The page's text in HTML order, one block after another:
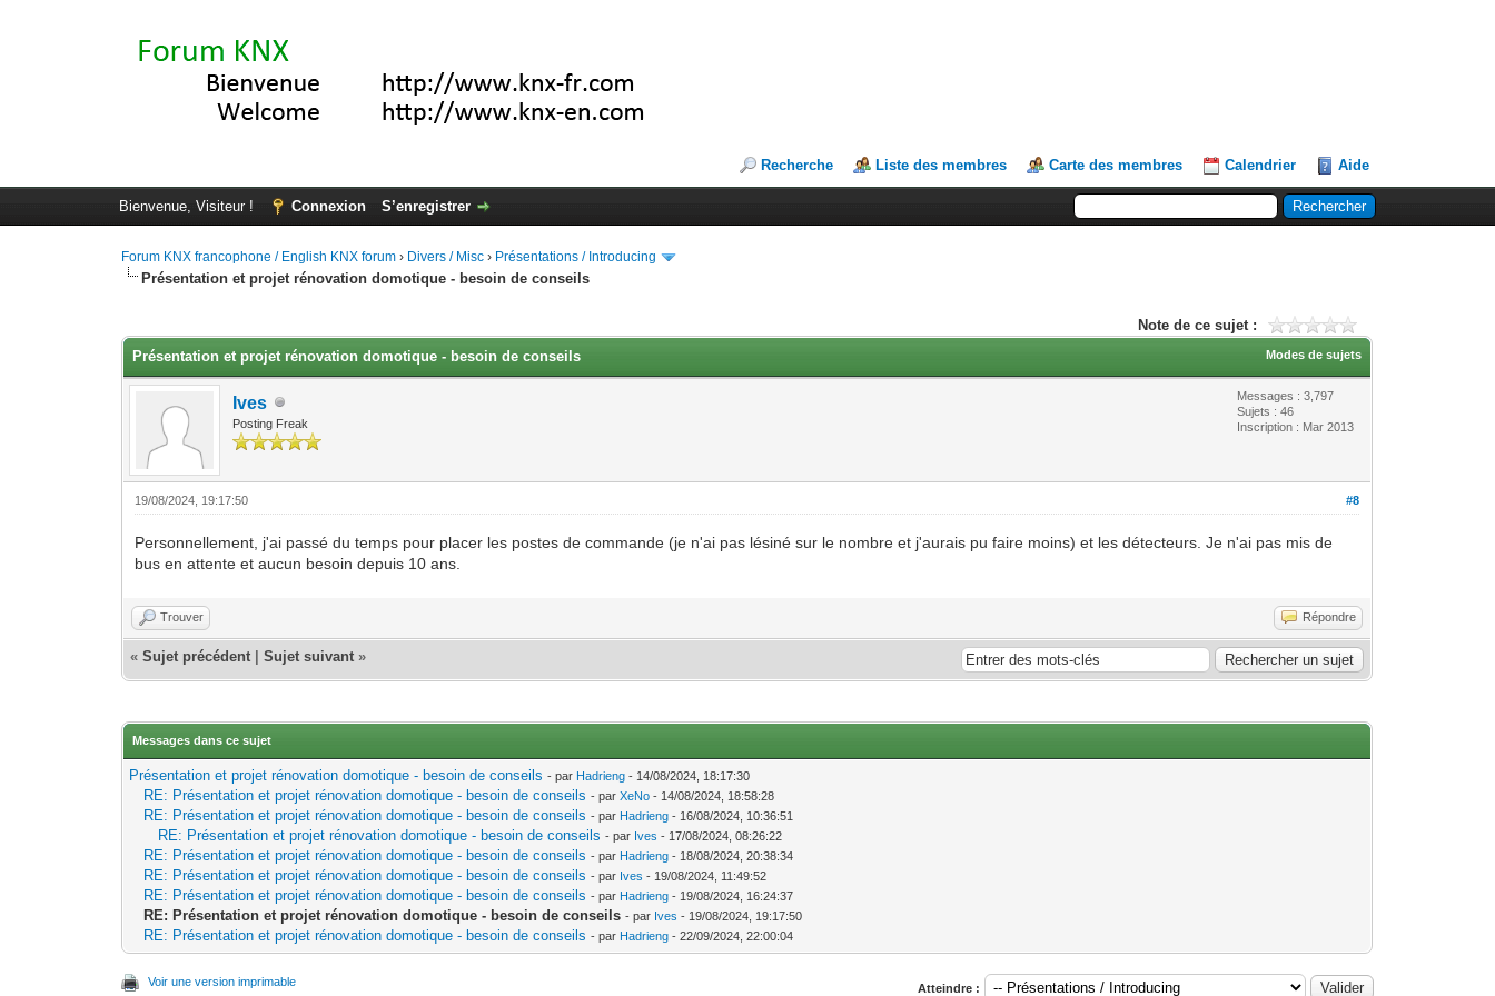
Recherche Liste des membres Carte des membres Calendrier Aide
Bienvenue, Visiteur ! Connexion S’enregistrer
Forum KNX francophone / English KNX forum › Divers / Misc › Présentations / Introducing
Présentation et projet rénovation domotique - besoin de conseils
Note de ce sujet :
Modes de sujets
Présentation et projet rénovation domotique - besoin de conseils
Ives
Posting Freak
Messages : 3,797
Sujets : 46
Inscription : Mar 2013
#8
19/08/2024, 19:17:50
Personnellement, j'ai passé du temps pour placer les postes de commande (je n'ai pas lésiné sur le nombre et j'aurais pu faire moins) et les détecteurs. Je n'ai pas mis de
bus en attente et aucun besoin depuis 10 ans.
Trouver Répondre
«Sujet précédent |Sujet suivant »
Messages dans ce sujet
Présentation et projet rénovation domotique - besoin de conseils - par Hadrieng - 14/08/2024, 18:17:30
RE: Présentation et projet rénovation domotique - besoin de conseils - parXeNo - 14/08/2024, 18:58:28
RE: Présentation et projet rénovation domotique - besoin de conseils - par Hadrieng - 16/08/2024, 10:36:51
RE: Présentation et projet rénovation domotique - besoin de conseils - par Ives - 17/08/2024, 08:26:22
RE: Présentation et projet rénovation domotique - besoin de conseils - par Hadrieng - 18/08/2024, 20:38:34
RE: Présentation et projet rénovation domotique - besoin de conseils - par Ives - 19/08/2024, 11:49:52
RE: Présentation et projet rénovation domotique - besoin de conseils - par Hadrieng - 19/08/2024, 16:24:37
RE: Présentation et projet rénovation domotique - besoin de conseils - par Ives - 19/08/2024, 19:17:50
RE: Présentation et projet rénovation domotique - besoin de conseils - par Hadrieng - 22/09/2024, 22:00:04
Voir une version imprimable Atteindre :